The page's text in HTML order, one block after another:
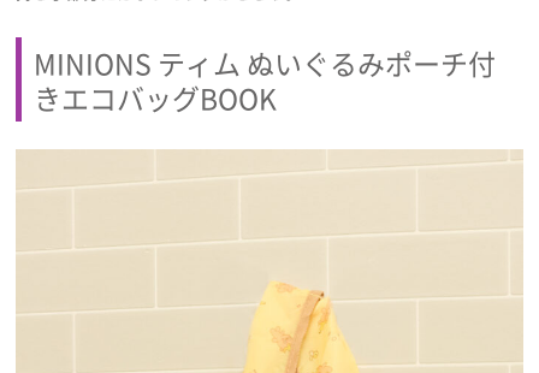
MINIONS ティム ぬいぐるみポーチ付
きエコバッグBOOK